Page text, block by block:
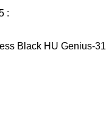
:
Black HU Genius-